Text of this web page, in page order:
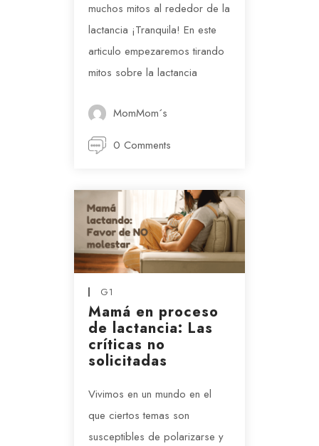
muchos mitos al rededor de la
lactancia ¡Tranquila! En este
articulo empezaremos tirando
mitos sobre la lactancia
MomMom´s
0 Comments
G1
Mamá en proceso
de lactancia: Las
críticas no
solicitadas
Vivimos en un mundo en el
que ciertos temas son
susceptibles de polarizarse y